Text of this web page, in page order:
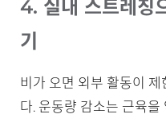
4. 실내 스트레칭
기
비가 오면 외부 활동이
다. 운동량 감소는 근육